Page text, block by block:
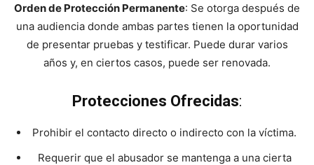
Orden de Protección Permanente: Se otorga después de
una audiencia donde ambas partes tienen la oportunidad
de presentar pruebas y testificar. Puede durar varios
años y, en ciertos casos, puede ser renovada.
Protecciones Ofrecidas:
Prohibir el contacto directo o indirecto con la víctima.
Requerir que el abusador se mantenga a una cierta